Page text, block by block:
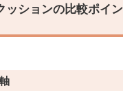
ッションの比較ポイン